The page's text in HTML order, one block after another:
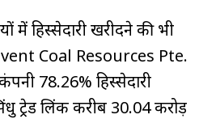
में हिस्सेदारी खरीदने की भी
Coal Resources Pte.
78.26% हिस्सेदारी
ट्रेड लिंक करीब 30.04 करोड़